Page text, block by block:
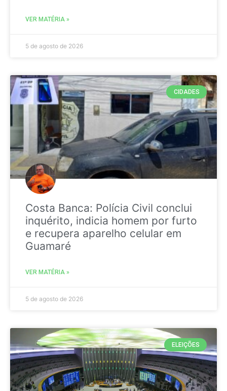
VER MATÉRIA »
5 de agosto de 2026
CIDADES
Costa Banca: Polícia Civil conclui
inquérito, indicia homem por furto
e recupera aparelho celular em
Guamaré
VER MATÉRIA »
5 de agosto de 2026
ELEIÇÕES